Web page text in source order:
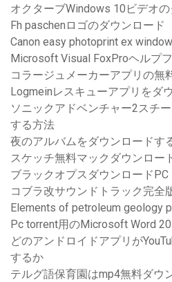
オクターブWindows 10ビデオ
Fh paschenロゴのダウンロード
Canon easy photoprint ex
Microsoft Visual FoxProヘルプ
コラージュメーカーアプリの無
Logmeinレスキューアプリをダ
ソニックアドベンチャー2スチ
する方法
夜のアルバムをダウンロードす
スケッチ無料マックダウンロー
ブラックオプスダウンロードPC
コブラ改サウンドトラック完全
Elements of petroleum geology
Pc torrent用のMicrosoft Word
どのアンドロイドアプリが
するか
テルグ語保育園はmp4無料ダウ